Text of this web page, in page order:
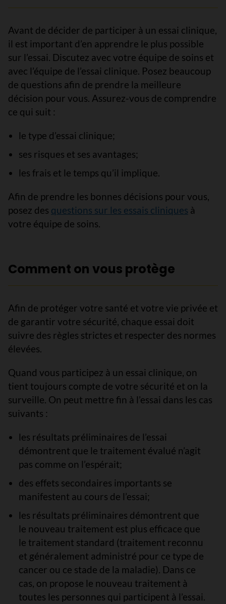
Avant de décider de participer à un essai clinique,
il est important d’en apprendre le plus possible
sur l’essai. Discutez avec votre équipe de soins et
avec l’équipe de l’essai clinique. Posez beaucoup
de questions afin de prendre la meilleure
décision pour vous. Assurez-vous de comprendre
ce qui suit :
le type d’essai clinique;
ses risques et ses avantages;
les frais et le temps qu’il implique.
Afin de prendre les bonnes décisions pour vous,
posez des questions sur les essais cliniques à
votre équipe de soins.
Comment on vous protège
Afin de protéger votre santé et votre vie privée et
de garantir votre sécurité, chaque essai doit
suivre des règles strictes et respecter des normes
élevées.
Quand vous participez à un essai clinique, on
tient toujours compte de votre sécurité et on la
surveille. On peut mettre fin à l’essai dans les cas
suivants :
les résultats préliminaires de l’essai
démontrent que le traitement évalué n’agit
pas comme on l’espérait;
des effets secondaires importants se
manifestent au cours de l’essai;
les résultats préliminaires démontrent que
le nouveau traitement est plus efficace que
le traitement standard (traitement reconnu
et généralement administré pour ce type de
cancer ou ce stade de la maladie). Dans ce
cas, on propose le nouveau traitement à
toutes les personnes qui participent à l’essai.